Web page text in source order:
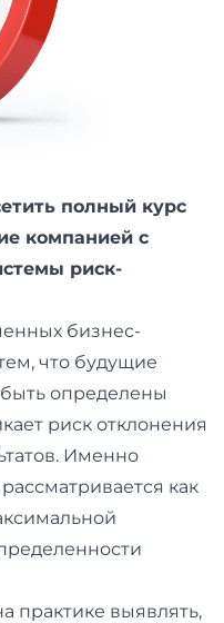
полный курс
компанией с
риск-
бизнес-
что будущие
определены
риск отклонения
Именно
как
практике выявлять,